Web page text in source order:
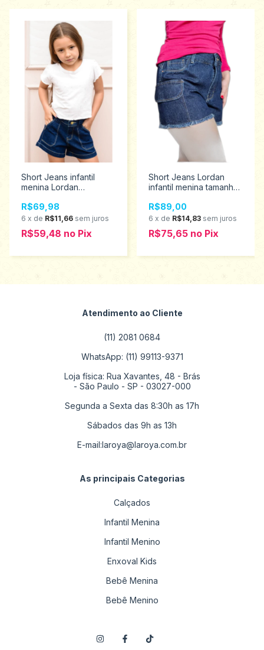
Short Jeans infantil
menina Lordan
R$69,98
6 x de R$11,66 sem juros
R$59,48 no Pix
Short Jeans Lordan
infantil menina tamanhos
R$89,00
6 x de R$14,83 sem juros
R$75,65 no Pix
Atendimento ao Cliente
(11) 2081 0684
WhatsApp: (11) 99113-9371
Loja física: Rua Xavantes, 48 - Brás
- São Paulo - SP - 03027-000
Segunda a Sexta das 8:30h as 17h
Sábados das 9h as 13h
E-mail:laroya@laroya.com.br
As principais Categorias
Calçados
Infantil Menina
Infantil Menino
Enxoval Kids
Bebê Menina
Bebê Menino